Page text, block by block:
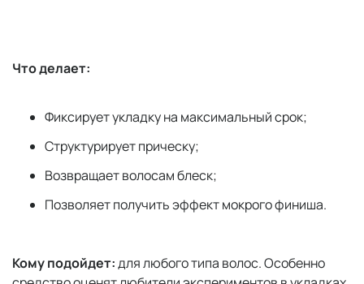
Что делает:
Фиксирует укладку на максимальный срок;
Структурирует прическу;
Возвращает волосам блеск;
Позволяет получить эффект мокрого финиша.
Кому подойдет:для любого типа волос. Особенно